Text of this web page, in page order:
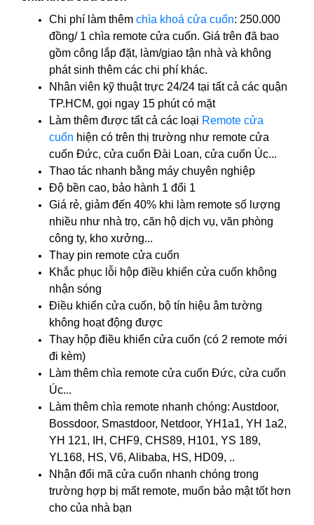
Chi phí làm thêm chìa khoá cửa cuốn: 250.000
đồng/ 1 chìa remote cửa cuốn. Giá trên đã bao
gồm công lắp đặt, làm/giao tận nhà và không
phát sinh thêm các chi phí khác.
Nhân viên kỹ thuật trực 24/24 tại tất cả các quận
TP.HCM, gọi ngay 15 phút có mặt
Làm thêm được tất cả các loại Remote cửa
cuốn hiện có trên thị trường như remote cửa
cuốn Đức, cửa cuốn Đài Loan, cửa cuốn Úc...
Thao tác nhanh bằng máy chuyên nghiệp
Độ bền cao, bảo hành 1 đổi 1
Giá rẻ, giảm đến 40% khi làm remote số lượng
nhiều như nhà trọ, căn hộ dịch vụ, văn phòng
công ty, kho xưởng...
Thay pin remote cửa cuốn
Khắc phục lỗi hộp điều khiển cửa cuốn không
nhận sóng
Điều khiển cửa cuốn, bộ tín hiệu âm tường
không hoạt động được
Thay hộp điều khiển cửa cuốn (có 2 remote mới
đi kèm)
Làm thêm chìa remote cửa cuốn Đức, cửa cuốn
Úc...
Làm thêm chìa remote nhanh chóng: Austdoor,
Bossdoor, Smastdoor, Netdoor, YH1a1, YH 1a2,
YH 121, IH, CHF9, CHS89, H101, YS 189,
YL168, HS, V6, Alibaba, HS, HD09, ..
Nhận đổi mã cửa cuốn nhanh chóng trong
trường hợp bị mất remote, muốn bảo mật tốt hơn
cho của nhà bạn